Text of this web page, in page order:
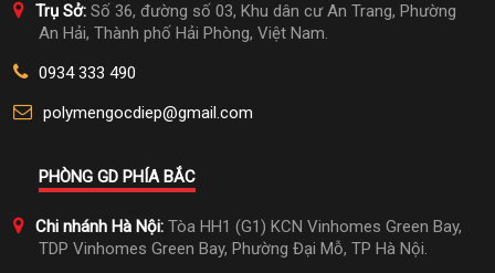
Trụ Sở:Số 36, đường số 03, Khu dân cư An Trang, Phường
An Hải, Thành phố Hải Phòng, Việt Nam.
0934 333 490
polymengocdiep@gmail.com
PHÒNG GD PHÍA BẮC
Chi nhánh Hà Nội: Tòa HH1 (G1) KCN Vinhomes Green Bay,
TDP Vinhomes Green Bay, Phường Đại Mỗ, TP Hà Nội.